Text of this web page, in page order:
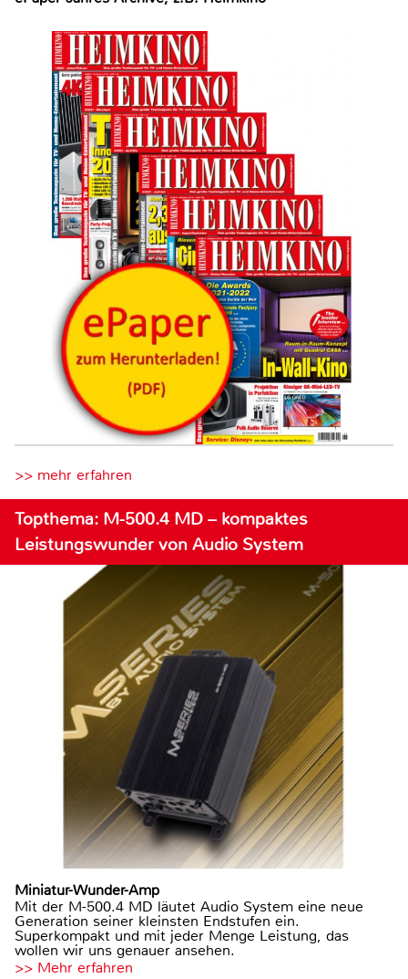
>> mehr erfahren
Topthema: M-500.4 MD – kompaktes
Leistungswunder von Audio System
Miniatur-Wunder-Amp
Mit der M-500.4 MD läutet Audio System eine neue
Generation seiner kleinsten Endstufen ein.
Superkompakt und mit jeder Menge Leistung, das
wollen wir uns genauer ansehen.
>> Mehr erfahren